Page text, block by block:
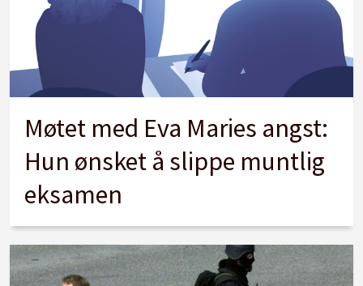
Møtet med Eva Maries angst:
Hun ønsket å slippe muntlig
eksamen